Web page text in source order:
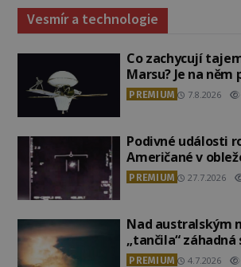
Vesmír a technologie
Co zachycují
Marsu? Je na něm
PREMIUM 7.8.2026
Podivné události
Američané v
PREMIUM 27.7.2026
Nad australským
„tančila“ záhadná
PREMIUM 4.7.2026